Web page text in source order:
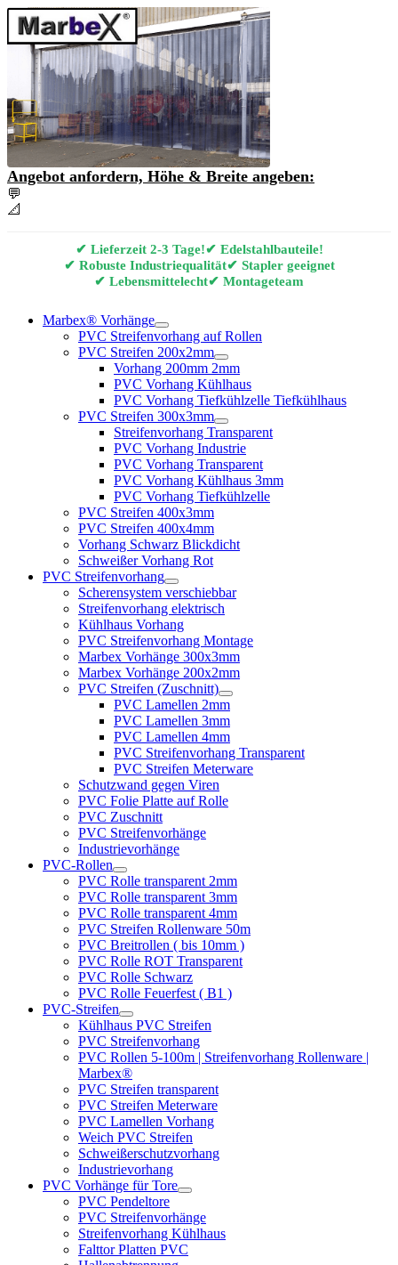
Angebot anfordern, Höhe & Breite angeben:
💬
📐
✔ Lieferzeit 2-3 Tage!✔ Edelstahlbauteile!
✔ Robuste Industriequalität✔ Stapler geeignet
✔ Lebensmittelecht✔ Montageteam
Marbex® Vorhänge
PVC Streifenvorhang auf Rollen
PVC Streifen 200x2mm
Vorhang 200mm 2mm
PVC Vorhang Kühlhaus
PVC Vorhang Tiefkühlzelle Tiefkühlhaus
PVC Streifen 300x3mm
Streifenvorhang Transparent
PVC Vorhang Industrie
PVC Vorhang Transparent
PVC Vorhang Kühlhaus 3mm
PVC Vorhang Tiefkühlzelle
PVC Streifen 400x3mm
PVC Streifen 400x4mm
Vorhang Schwarz Blickdicht
Schweißer Vorhang Rot
PVC Streifenvorhang
Scherensystem verschiebbar
Streifenvorhang elektrisch
Kühlhaus Vorhang
PVC Streifenvorhang Montage
Marbex Vorhänge 300x3mm
Marbex Vorhänge 200x2mm
PVC Streifen (Zuschnitt)
PVC Lamellen 2mm
PVC Lamellen 3mm
PVC Lamellen 4mm
PVC Streifenvorhang Transparent
PVC Streifen Meterware
Schutzwand gegen Viren
PVC Folie Platte auf Rolle
PVC Zuschnitt
PVC Streifenvorhänge
Industrievorhänge
PVC-Rollen
PVC Rolle transparent 2mm
PVC Rolle transparent 3mm
PVC Rolle transparent 4mm
PVC Streifen Rollenware 50m
PVC Breitrollen ( bis 10mm )
PVC Rolle ROT Transparent
PVC Rolle Schwarz
PVC Rolle Feuerfest ( B1 )
PVC-Streifen
Kühlhaus PVC Streifen
PVC Streifenvorhang
PVC Rollen 5-100m | Streifenvorhang Rollenware |
Marbex®
PVC Streifen transparent
PVC Streifen Meterware
PVC Lamellen Vorhang
Weich PVC Streifen
Schweißerschutzvorhang
Industrievorhang
PVC Vorhänge für Tore
PVC Pendeltore
PVC Streifenvorhänge
Streifenvorhang Kühlhaus
Falttor Platten PVC